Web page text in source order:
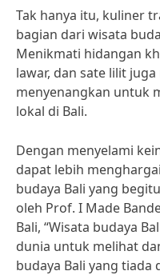
Tak hanya itu, kuliner
bagian dari wisata
Menikmati hidangan
lawar, dan sate lilit
menyenangkan untuk
lokal di Bali.
Dengan menyelami
dapat lebih
budaya Bali yang
oleh Prof. I Made
Bali, “Wisata budaya
dunia untuk melihat
budaya Bali yang tiada